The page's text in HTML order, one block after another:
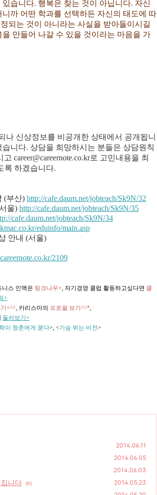
습니다. 행복은 찾는 것이 아닙니다. 자신
까 어떤 학과를 선택하든 자신의 태도에 따
되는 것이 아니라는 사실을 받아들이시길
만들어 나갈 수 있을 것이라는 마음을 가
나 신상정보를 비공개한 상태에서 공개됩니
니다. 상담을 희망하시는 분들은 상담원칙
career@careernote.co.kr로 고민내용을 최
록 하겠습니다.
(부산) http://cafe.daum.net/jobteach/Sk9N/32
울) http://cafe.daum.net/jobteach/Sk9N/35
cafe.daum.net/jobteach/Sk9N/34
eduinfo/main.asp
안내 (서울)
2109
니스 인맥은 링크나우+, 자기경영 클럽 활동하고싶다면 클
+
+^^, 카리스마의 프로필 보기^^*,
둘러보기+
이 청춘에게 묻다>, <가슴 뛰는 비전>
2014.06.11
2014.06.05
2014.06.03
니다 (0) 2014.05.23